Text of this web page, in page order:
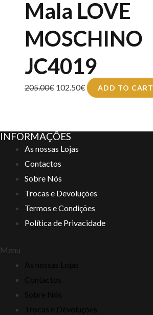
Mala LOVE
MOSCHINO
JC4019
205.00€ 102.50€ ADD TO CART
INFORMAÇÕES
As nossas Lojas
Contactos
Sobre Nós
Trocas e Devoluções
Termos e Condições
Política de Privacidade
Menu